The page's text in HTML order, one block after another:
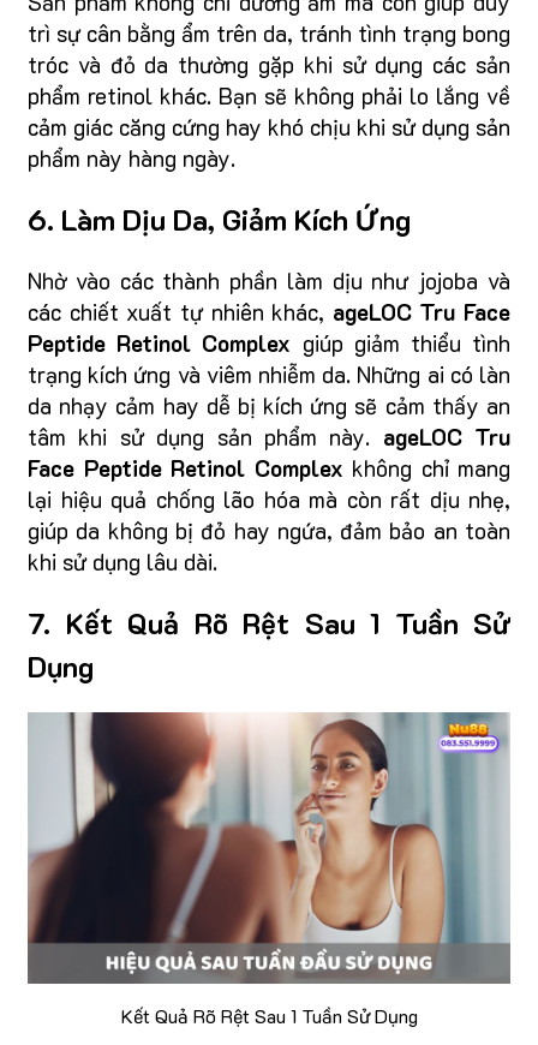
trì sự cân bằng ẩm trên da, tránh tình trạng bong
tróc và đỏ da thường gặp khi sử dụng các sản
phẩm retinol khác. Bạn sẽ không phải lo lắng về
cảm giác căng cứng hay khó chịu khi sử dụng sản
phẩm này hàng ngày.
6. Làm Dịu Da, Giảm Kích Ứng
Nhờ vào các thành phần làm dịu như jojoba và
các chiết xuất tự nhiên khác, ageLOC Tru Face
Peptide Retinol Complex giúp giảm thiểu tình
trạng kích ứng và viêm nhiễm da. Những ai có làn
da nhạy cảm hay dễ bị kích ứng sẽ cảm thấy an
tâm khi sử dụng sản phẩm này. ageLOC Tru
Face Peptide Retinol Complex không chỉ mang
lại hiệu quả chống lão hóa mà còn rất dịu nhẹ,
giúp da không bị đỏ hay ngứa, đảm bảo an toàn
khi sử dụng lâu dài.
7. Kết Quả Rõ Rệt Sau 1 Tuần Sử
Dụng
Kết Quả Rõ Rệt Sau 1 Tuần Sử Dụng